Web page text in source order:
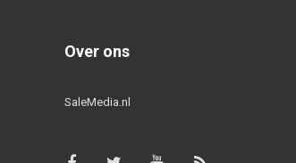
Over ons
SaleMedia.nl